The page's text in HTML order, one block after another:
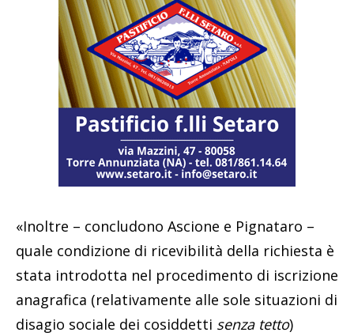
«Inoltre – concludono Ascione e Pignataro –
quale condizione di ricevibilità della richiesta è
stata introdotta nel procedimento di iscrizione
anagrafica (relativamente alle sole situazioni di
disagio sociale dei cosiddetti senza tetto)